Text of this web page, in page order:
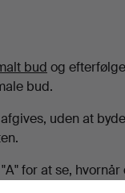
bud og
bud.
uden at
for at se,